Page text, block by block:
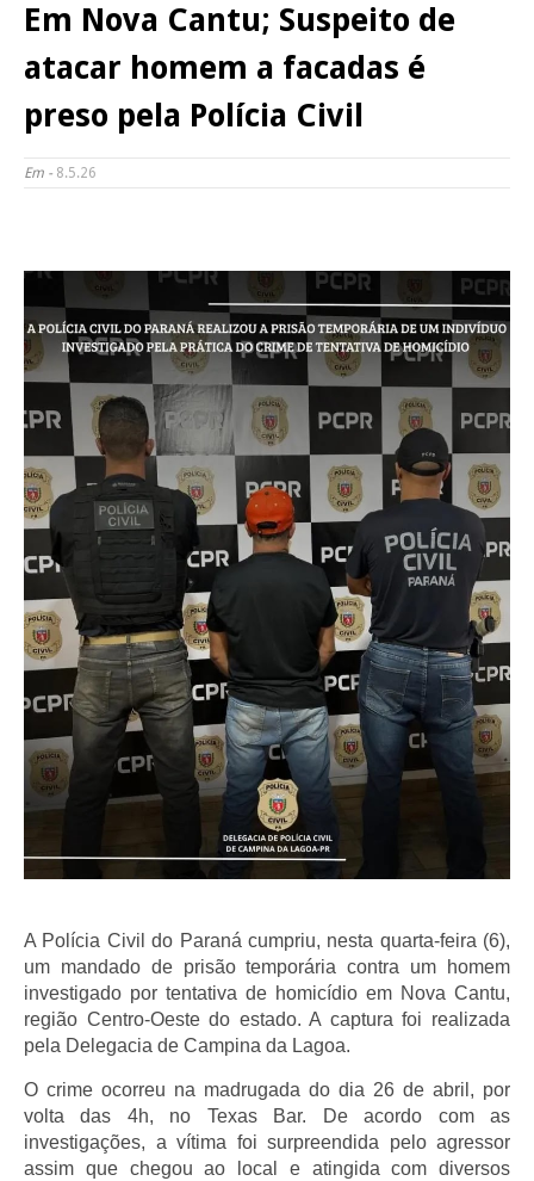
Em Nova Cantu; Suspeito de
atacar homem a facadas é
preso pela Polícia Civil
Em - 8.5.26
A Polícia Civil do Paraná cumpriu, nesta quarta-feira (6),
um mandado de prisão temporária contra um homem
investigado por tentativa de homicídio em Nova Cantu,
região Centro-Oeste do estado. A captura foi realizada
pela Delegacia de Campina da Lagoa.
O crime ocorreu na madrugada do dia 26 de abril, por
volta das 4h, no Texas Bar. De acordo com as
investigações, a vítima foi surpreendida pelo agressor
assim que chegou ao local e atingida com diversos